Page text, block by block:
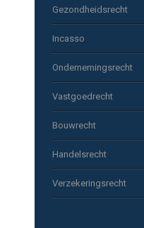
Gezondheidsrecht
Incasso
Ondernemingsrecht
Vastgoedrecht
Bouwrecht
Handelsrecht
Verzekeringsrecht